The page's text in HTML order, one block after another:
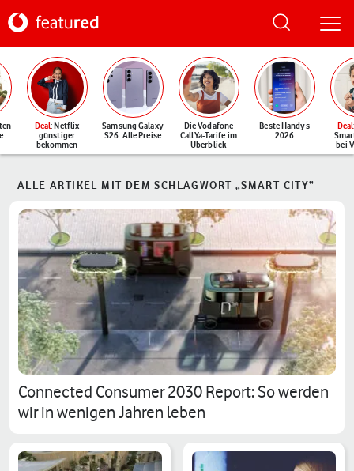
Deal: Netflix
günstiger
bekommen
Samsung Galaxy
S26: Alle Preise
Die Vodafone
CallYa-Tarife im
Überblick
Beste Handys
2026
Deal
bei
ALLE ARTIKEL MIT DEM SCHLAGWORT „SMART CITY“
Connected Consumer 2030 Report: So werden
wir in wenigen Jahren leben